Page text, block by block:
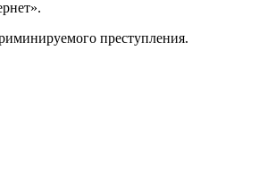
преступления.